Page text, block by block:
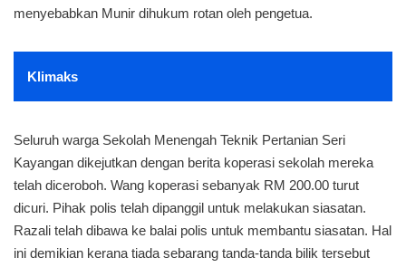
menyebabkan Munir dihukum rotan oleh pengetua.
Klimaks
Seluruh warga Sekolah Menengah Teknik Pertanian Seri
Kayangan dikejutkan dengan berita koperasi sekolah mereka
telah diceroboh. Wang koperasi sebanyak RM 200.00 turut
dicuri. Pihak polis telah dipanggil untuk melakukan siasatan.
Razali telah dibawa ke balai polis untuk membantu siasatan. Hal
ini demikian kerana tiada sebarang tanda-tanda bilik tersebut